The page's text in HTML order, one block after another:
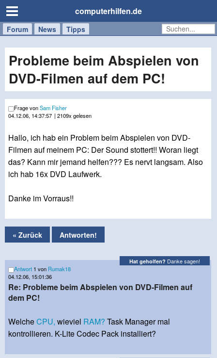
computerhilfen.de
Forum News Tipps
Handy
Tablet
Windows
Mac
Probleme beim Abspielen von
DVD-Filmen auf dem PC!
Frage vonSam Fisher
04.12.06, 14:37:57 | 2109x gelesen
Hallo, ich hab ein Problem beim Abspielen von DVD-
Filmen auf meinem PC: Der Sound stottert!! Woran liegt
das? Kann mir jemand helfen??? Es nervt langsam. Also
ich hab 16x DVD Laufwerk.
Danke im Vorraus!!
« Zurück Antworten!
Hat geholfen? Danke sagen!
Antwort 1 von Rumak18
04.12.06, 15:01:36
Re: Probleme beim Abspielen von DVD-Filmen auf
dem PC!
WelcheCPU, wieviel RAM? Task Manager mal
kontrollieren. K-Lite Codec Pack installiert?